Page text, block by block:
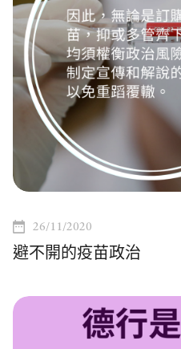
26/11/2020
避不開的疫苗政治